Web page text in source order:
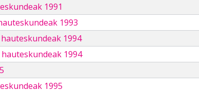
1991
1993
1994
1994
1995